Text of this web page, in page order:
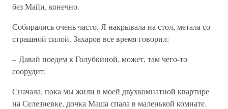
без Майи, конечно.
Собирались очень часто. Я накрывала на стол, метала со
страшной силой. Захаров все время говорил:
– Давай поедем к Голубкиной, может, там чего-то
соорудит.
Сначала, пока мы жили в моей двухкомнатной квартире
на Селезневке, дочка Маша спала в маленькой комнате.